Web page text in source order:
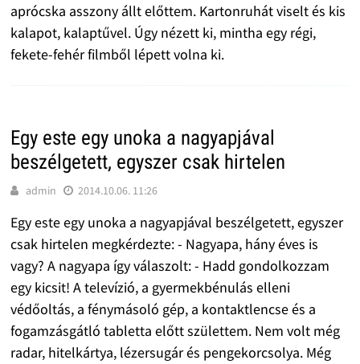
aprócska asszony állt előttem. Kartonruhát viselt és kis
kalapot, kalaptűvel. Úgy nézett ki, mintha egy régi,
fekete-fehér filmből lépett volna ki.
Egy este egy unoka a nagyapjával
beszélgetett, egyszer csak hirtelen
admin 2014.10.06. 11:26
Egy este egy unoka a nagyapjával beszélgetett, egyszer
csak hirtelen megkérdezte: - Nagyapa, hány éves is
vagy? A nagyapa így válaszolt: - Hadd gondolkozzam
egy kicsit! A televízió, a gyermekbénulás elleni
védőoltás, a fénymásoló gép, a kontaktlencse és a
fogamzásgátló tabletta előtt születtem. Nem volt még
radar, hitelkártya, lézersugár és pengekorcsolya. Még